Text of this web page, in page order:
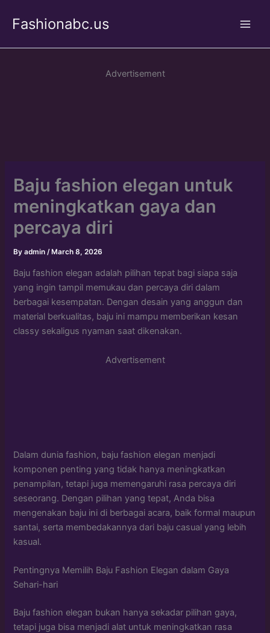
Fashionabc.us
Advertisement
Baju fashion elegan untuk
meningkatkan gaya dan
percaya diri
Byadmin /March 8, 2026
Baju fashion elegan adalah pilihan tepat bagi siapa saja
yang ingin tampil memukau dan percaya diri dalam
berbagai kesempatan. Dengan desain yang anggun dan
material berkualitas, baju ini mampu memberikan kesan
classy sekaligus nyaman saat dikenakan.
Advertisement
Dalam dunia fashion, baju fashion elegan menjadi
komponen penting yang tidak hanya meningkatkan
penampilan, tetapi juga memengaruhi rasa percaya diri
seseorang. Dengan pilihan yang tepat, Anda bisa
mengenakan baju ini di berbagai acara, baik formal maupun
santai, serta membedakannya dari baju casual yang lebih
kasual.
Pentingnya Memilih Baju Fashion Elegan dalam Gaya
Sehari-hari
Baju fashion elegan bukan hanya sekadar pilihan gaya,
tetapi juga bisa menjadi alat untuk meningkatkan rasa